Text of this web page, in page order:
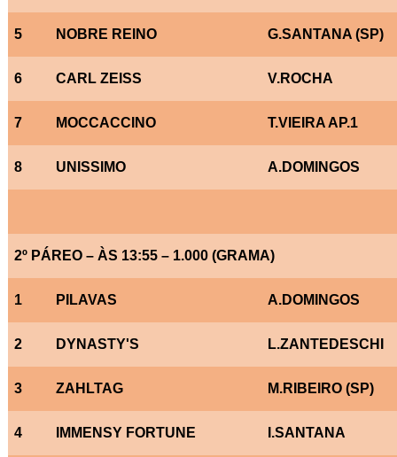
5 NOBRE REINO G.SANTANA (SP)
6 CARL ZEISS V.ROCHA
7 MOCCACCINO T.VIEIRA AP.1
8 UNISSIMO A.DOMINGOS
2º PÁREO – ÀS 13:55 – 1.000 (GRAMA)
1 PILAVAS A.DOMINGOS
2 DYNASTY'S L.ZANTEDESCHI
3 ZAHLTAG M.RIBEIRO (SP)
4 IMMENSY FORTUNE I.SANTANA